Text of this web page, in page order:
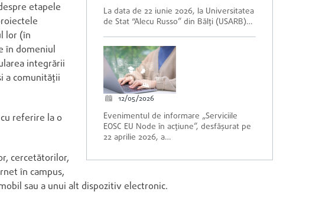
La data de 22 iunie 2026, la Universitatea
de Stat “Alecu Russo” din Bălți (USARB)…
12/05/2026
Evenimentul de informare „Serviciile
EOSC EU Node în acțiune”, desfășurat pe
22 aprilie 2026, a…
etapele
lor (în
în domeniul
integrării
a comunității
referire la o
cercetătorilor,
în campus,
sau a unui alt dispozitiv electronic.